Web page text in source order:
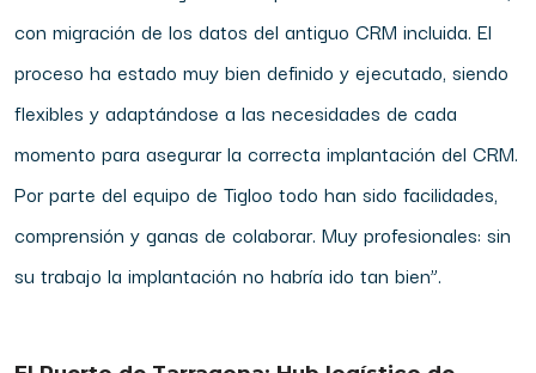
con migración de los datos del antiguo CRM incluida. El
proceso ha estado muy bien definido y ejecutado, siendo
flexibles y adaptándose a las necesidades de cada
momento para asegurar la correcta implantación del CRM.
Por parte del equipo de Tigloo todo han sido facilidades,
comprensión y ganas de colaborar. Muy profesionales: sin
su trabajo la implantación no habría ido tan bien”.